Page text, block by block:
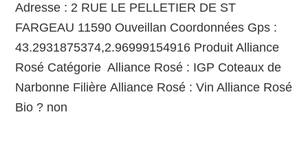
Adresse : 2 RUE LE PELLETIER DE ST
FARGEAU 11590 Ouveillan Coordonnées Gps :
43.2931875374,2.96999154916 Produit Alliance
Rosé Catégorie Alliance Rosé : IGP Coteaux de
Narbonne Filière Alliance Rosé : Vin Alliance Rosé
Bio ? non